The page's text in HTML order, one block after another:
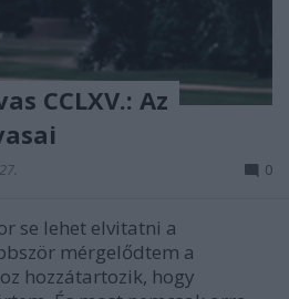
CCLXV.: Az
0
se lehet elvitatni a
mérgelődtem a
hozzátartozik, hogy